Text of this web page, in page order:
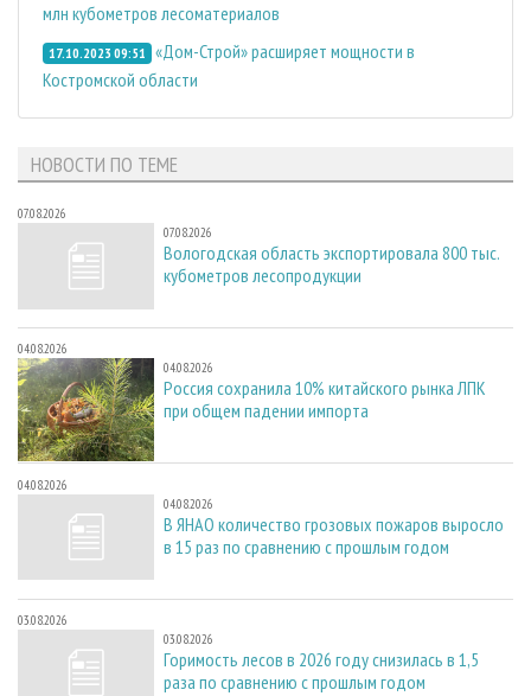
млн кубометров лесоматериалов
17.10.2023 09:51 «Дом-Строй» расширяет мощности в
Костромской области
НОВОСТИ ПО ТЕМЕ
07.08.2026
07.08.2026
Вологодская область экспортировала 800 тыс.
кубометров лесопродукции
04.08.2026
04.08.2026
Россия сохранила 10% китайского рынка ЛПК
при общем падении импорта
04.08.2026
04.08.2026
В ЯНАО количество грозовых пожаров выросло
в 15 раз по сравнению с прошлым годом
03.08.2026
03.08.2026
Горимость лесов в 2026 году снизилась в 1,5
раза по сравнению с прошлым годом